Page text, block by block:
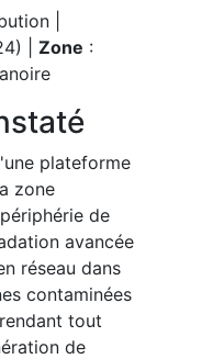
|
| Zone :
plateforme
zone
de
avancée
réseau dans
contaminées
tout
de